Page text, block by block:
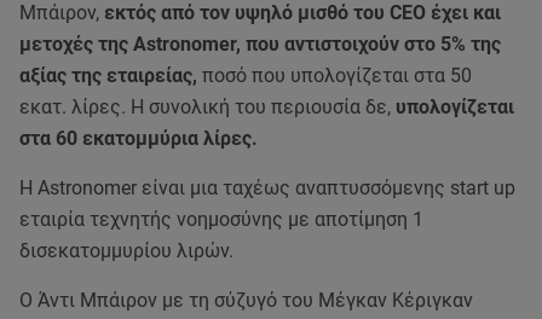
Μπάιρον, εκτός από τον υψηλό μισθό του CEO έχει και
μετοχές της Astronomer, που αντιστοιχούν στο 5% της
αξίας της εταιρείας, ποσό που υπολογίζεται στα 50
εκατ. λίρες. Η συνολική του περιουσία δε, υπολογίζεται
στα 60 εκατομμύρια λίρες.
Η Astronomer είναι μια ταχέως αναπτυσσόμενης start up
εταιρία τεχνητής νοημοσύνης με αποτίμηση 1
δισεκατομμυρίου λιρών.
Ο Άντι Μπάιρον με τη σύζυγό του Μέγκαν Κέριγκαν